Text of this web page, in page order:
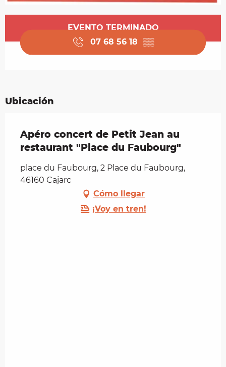
Horarios y datos de contacto
EVENTO TERMINADO
07 68 56 18 ▒▒
Ubicación
Apéro concert de Petit Jean au
restaurant "Place du Faubourg"
place du Faubourg, 2 Place du Faubourg,
46160 Cajarc
Cómo llegar
¡Voy en tren!